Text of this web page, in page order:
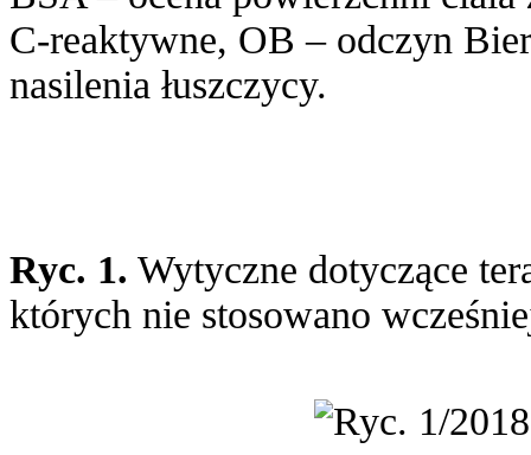
C-reaktywne, OB – odczyn
nasilenia łuszczycy.
Ryc. 1. Wytyczne dotyczące
których nie stosowano